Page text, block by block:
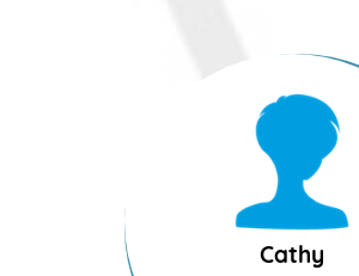
Cathy
Cathy
Préparatrice